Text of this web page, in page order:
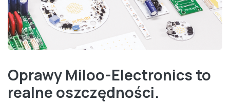
Oprawy Miloo-Electronics to
realne oszczędności.